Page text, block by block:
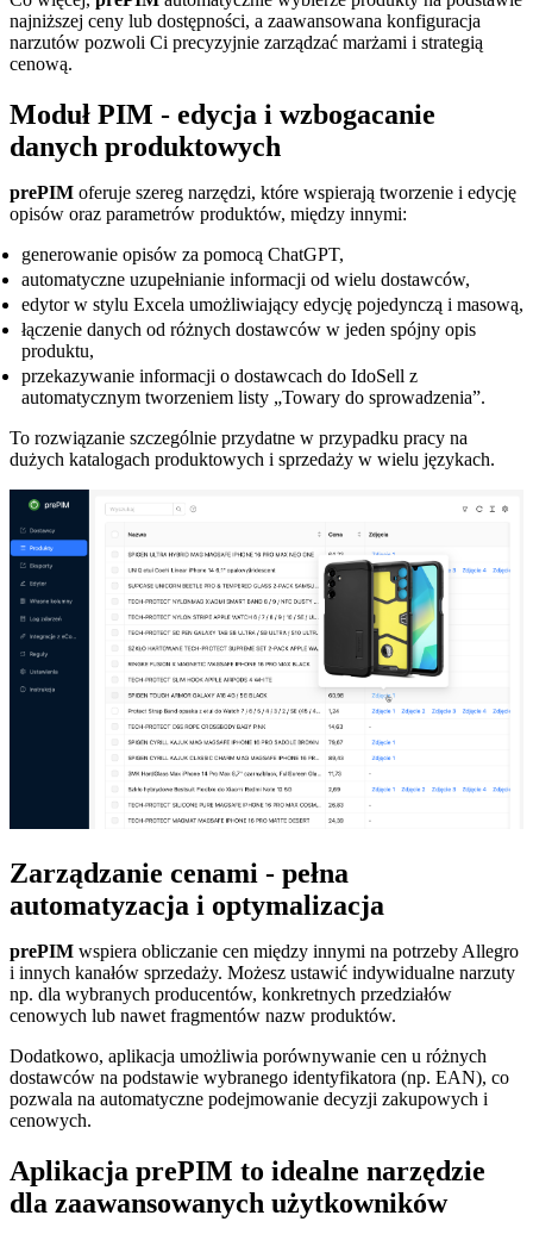
najniższej ceny lub dostępności, a zaawansowana konfiguracja
narzutów pozwoli Ci precyzyjnie zarządzać marżami i strategią
cenową.
Moduł PIM - edycja i wzbogacanie
danych produktowych
prePIM oferuje szereg narzędzi, które wspierają tworzenie i edycję
opisów oraz parametrów produktów, między innymi:
generowanie opisów za pomocą ChatGPT,
automatyczne uzupełnianie informacji od wielu dostawców,
edytor w stylu Excela umożliwiający edycję pojedynczą i masową,
łączenie danych od różnych dostawców w jeden spójny opis
produktu,
przekazywanie informacji o dostawcach do IdoSell z
automatycznym tworzeniem listy „Towary do sprowadzenia”.
To rozwiązanie szczególnie przydatne w przypadku pracy na
dużych katalogach produktowych i sprzedaży w wielu językach.
Zarządzanie cenami - pełna
automatyzacja i optymalizacja
prePIM wspiera obliczanie cen między innymi na potrzeby Allegro
i innych kanałów sprzedaży. Możesz ustawić indywidualne narzuty
np. dla wybranych producentów, konkretnych przedziałów
cenowych lub nawet fragmentów nazw produktów.
Dodatkowo, aplikacja umożliwia porównywanie cen u różnych
dostawców na podstawie wybranego identyfikatora (np. EAN), co
pozwala na automatyczne podejmowanie decyzji zakupowych i
cenowych.
Aplikacja prePIM to idealne narzędzie
dla zaawansowanych użytkowników